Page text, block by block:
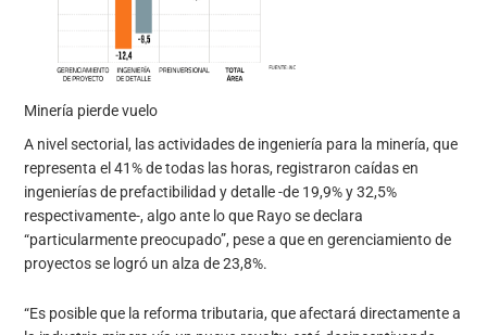
Minería pierde vuelo
A nivel sectorial, las actividades de ingeniería para la minería, que
representa el 41% de todas las horas, registraron caídas en
ingenierías de prefactibilidad y detalle -de 19,9% y 32,5%
respectivamente-, algo ante lo que Rayo se declara
“particularmente preocupado”, pese a que en gerenciamiento de
proyectos se logró un alza de 23,8%.
“Es posible que la reforma tributaria, que afectará directamente a